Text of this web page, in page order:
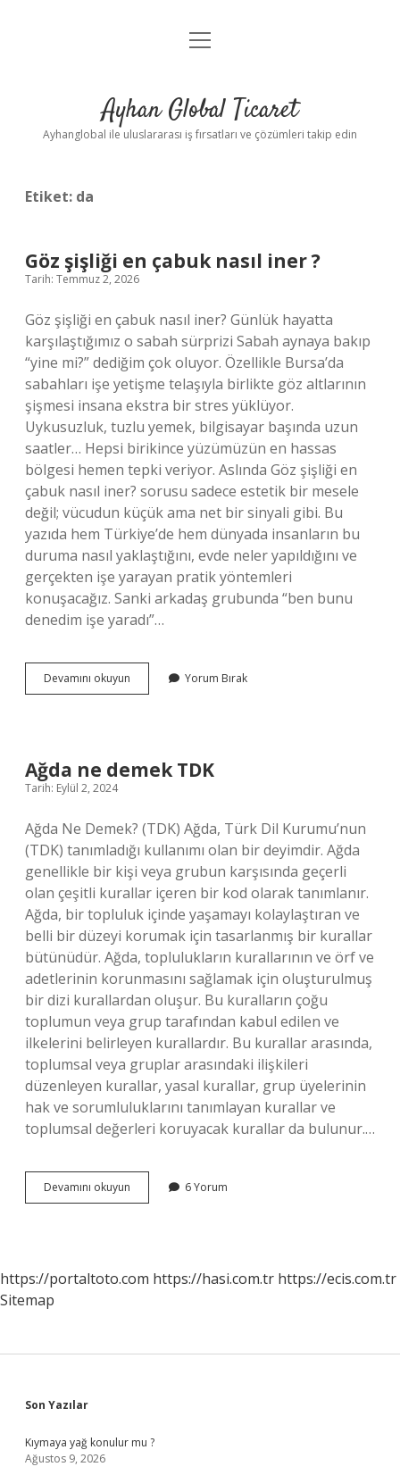
Anasayfa
Yasal Uyarı
menüyü
Ayhan Global Ticaret
Ayhanglobal ile uluslararası iş fırsatları ve çözümleri takip edin
Etiket: da
Göz şişliği en çabuk nasıl iner ?
Tarih: Temmuz 2, 2026
Göz şişliği en çabuk nasıl iner? Günlük hayatta
karşılaştığımız o sabah sürprizi Sabah aynaya bakıp
“yine mi?” dediğim çok oluyor. Özellikle Bursa’da
sabahları işe yetişme telaşıyla birlikte göz altlarının
şişmesi insana ekstra bir stres yüklüyor.
Uykusuzluk, tuzlu yemek, bilgisayar başında uzun
saatler… Hepsi birikince yüzümüzün en hassas
bölgesi hemen tepki veriyor. Aslında Göz şişliği en
çabuk nasıl iner? sorusu sadece estetik bir mesele
değil; vücudun küçük ama net bir sinyali gibi. Bu
yazıda hem Türkiye’de hem dünyada insanların bu
duruma nasıl yaklaştığını, evde neler yapıldığını ve
gerçekten işe yarayan pratik yöntemleri
konuşacağız. Sanki arkadaş grubunda “ben bunu
denedim işe yaradı”…
Devamını okuyun
şişliği
?
Yorum Bırak
Ağda ne demek TDK
Tarih: Eylül 2, 2024
Ağda Ne Demek? (TDK) Ağda, Türk Dil Kurumu’nun
(TDK) tanımladığı kullanımı olan bir deyimdir. Ağda
genellikle bir kişi veya grubun karşısında geçerli
olan çeşitli kurallar içeren bir kod olarak tanımlanır.
Ağda, bir topluluk içinde yaşamayı kolaylaştıran ve
belli bir düzeyi korumak için tasarlanmış bir kurallar
bütünüdür. Ağda, toplulukların kurallarının ve örf ve
adetlerinin korunmasını sağlamak için oluşturulmuş
bir dizi kurallardan oluşur. Bu kuralların çoğu
toplumun veya grup tarafından kabul edilen ve
ilkelerini belirleyen kurallardır. Bu kurallar arasında,
toplumsal veya gruplar arasındaki ilişkileri
düzenleyen kurallar, yasal kurallar, grup üyelerinin
hak ve sorumluluklarını tanımlayan kurallar ve
toplumsal değerleri koruyacak kurallar da bulunur.…
Devamını okuyun
ne
6 Yorum
https://portaltoto.com https://hasi.com.tr https://ecis.com.tr
Sitemap
Sidebar
Son Yazılar
Kıymaya yağ konulur mu ?
Ağustos 9, 2026